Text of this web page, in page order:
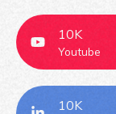
10K
Youtube
10K